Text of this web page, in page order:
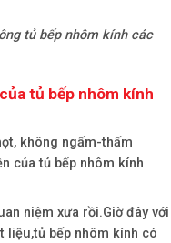
tủ bếp nhôm kính các
tủ bếp nhôm kính
không ngấm-thấm
của tủ bếp nhôm kính
niệm xưa rồi.Giờ đây với
liệu,tủ bếp nhôm kính có